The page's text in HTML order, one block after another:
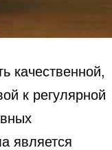
качественной,
к регулярной
является